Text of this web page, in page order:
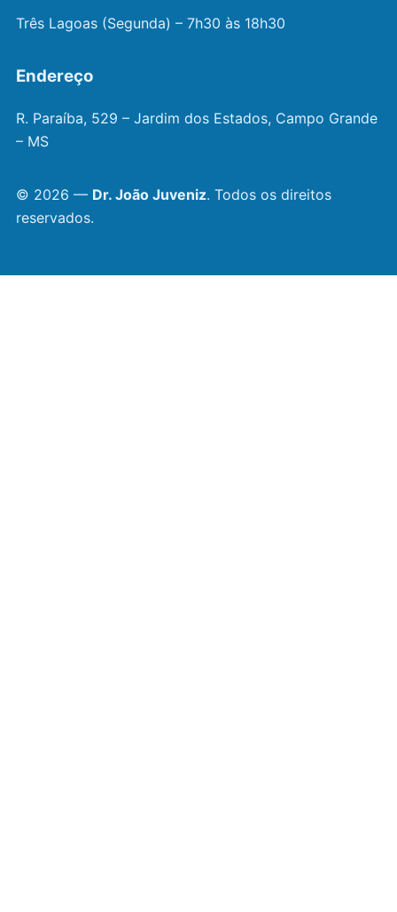
Três Lagoas (Segunda) – 7h30 às 18h30
Endereço
R. Paraíba, 529 – Jardim dos Estados, Campo Grande
– MS
© 2026 — Dr. João Juveniz. Todos os direitos
reservados.